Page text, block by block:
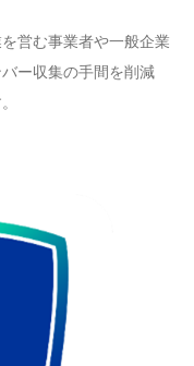
営む事業者や一般企業
ー収集の手間を削減